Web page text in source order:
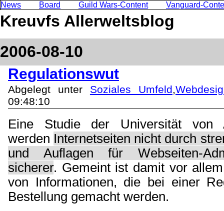
News Board Guild Wars-Content Vanguard-
Kreuvfs Allerweltsblog
2006-08-10
Regulationswut
Abgelegt unter Soziales Umfeld,
09:48:10
Eine Studie der Universität von
werden Internetseiten nicht durch
und Auflagen für Webseiten-
sicherer. Gemeint ist damit vor
von Informationen, die bei einer
Bestellung gemacht werden.